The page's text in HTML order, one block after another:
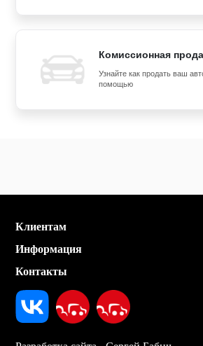
Комиссионная
Узнайте как продать ваш
помощью
Клиентам
Информация
Контакты